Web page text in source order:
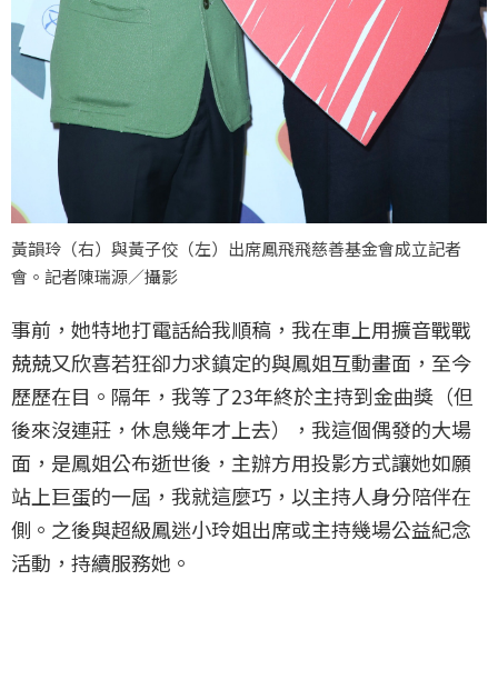
黃韻玲（右）與黃子佼（左）出席鳳飛飛慈善基金會成立記者
會。記者陳瑞源／攝影
事前，她特地打電話給我順稿，我在車上用擴音戰戰
兢兢又欣喜若狂卻力求鎮定的與鳳姐互動畫面，至今
歷歷在目。隔年，我等了23年終於主持到金曲獎（但
後來沒連莊，休息幾年才上去），我這個偶發的大場
面，是鳳姐公布逝世後，主辦方用投影方式讓她如願
站上巨蛋的一屆，我就這麼巧，以主持人身分陪伴在
側。之後與超級鳳迷小玲姐出席或主持幾場公益紀念
活動，持續服務她。